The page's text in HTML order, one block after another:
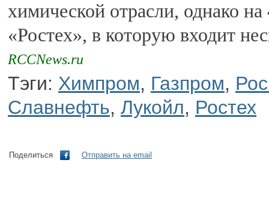
химической отрасли, однако
«Ростех», в которую входит
RCCNews.ru
Тэги: Химпром, Газпром,
Славнефть, Лукойл, Ростех
Поделиться Отправить на email